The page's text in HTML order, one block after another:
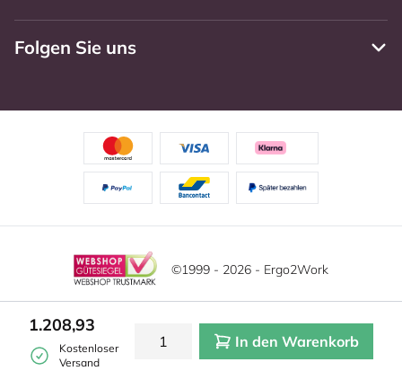
1.208,93
Kostenloser
Versand
In den Warenkorb
Folgen Sie uns
©1999 - 2026 - Ergo2Work
Haftungsausschluss
Allgemeine Geschäftsbedingungen
Cookie-Einstellungen
Diese Website verwendet Cookies. Lesen Sie unsere
Datenschutzerklärung für weitere Informationen.Mehr
|Verstecken